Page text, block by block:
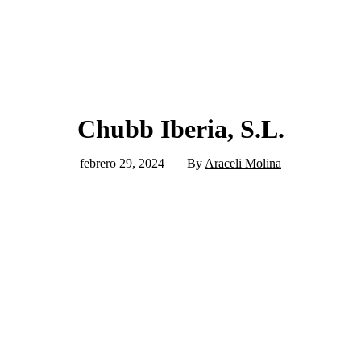
Chubb Iberia, S.L.
febrero 29, 2024 By Araceli Molina